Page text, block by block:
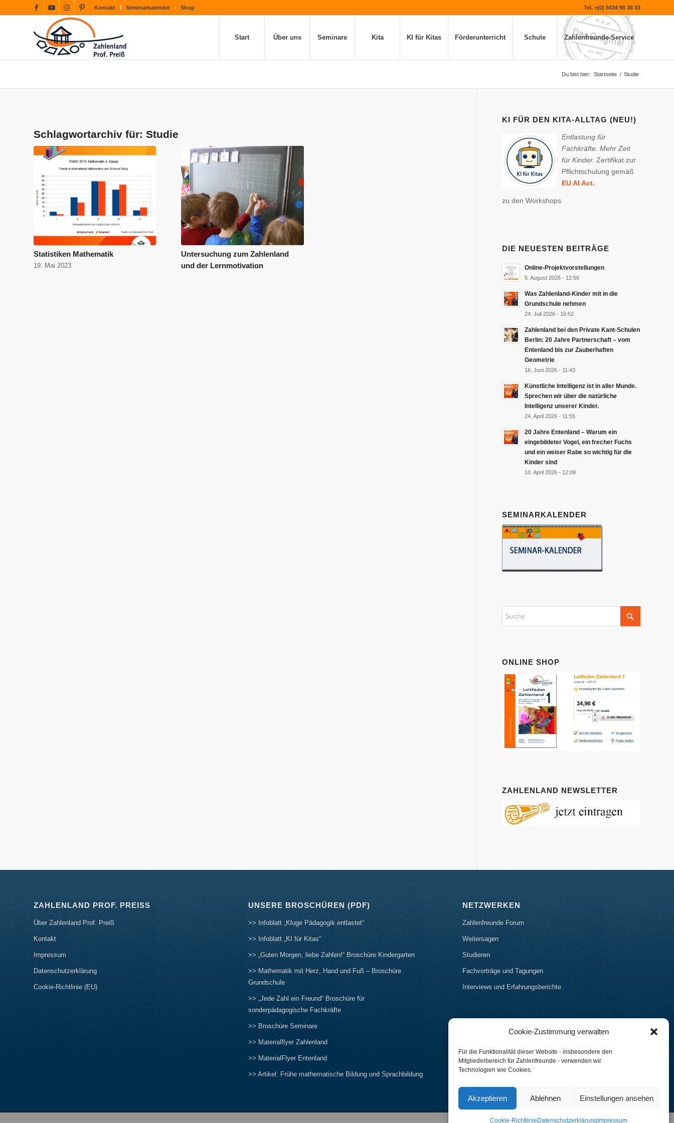
Cookie-Zustimmung verwalten
Für die Funktionalität dieser Website - insbesondere den
Mitgliederbereich für Zahlenfreunde - verwenden wir
Technologien wie Cookies.
Akzeptieren Ablehnen Einstellungen ansehen
Cookie-Richtlinie Datenschutzerklärung Impressum
Kontakt Seminarkalender Shop Tel. +(0) 6434 90 36 33
Start Über uns Seminare Kita KI für Kitas Förderunterricht Schule Zahlenfreunde-Service
Du bist hier: Startseite / Studie
Schlagwortarchiv für: Studie
Statistiken Mathematik
19. Mai 2023
Untersuchung zum Zahlenland
und der Lernmotivation
KI FÜR DEN KITA-ALLTAG (NEU!)
Entlastung für
Fachkräfte. Mehr Zeit
für Kinder.Zertifikat zur
Pflichtschulung gemäß
EU AI Act.
zu den Workshops
DIE NEUESTEN BEITRÄGE
Online-Projektvorstellungen
5. August 2026 - 12:56
Was Zahlenland-Kinder mit in die
Grundschule nehmen
24. Juli 2026 - 16:52
Zahlenland bei den Private Kant-Schulen
Berlin: 20 Jahre Partnerschaft – vom
Entenland bis zur Zauberhaften
Geometrie
16. Juni 2026 - 11:43
Künstliche Intelligenz ist in aller Munde.
Sprechen wir über die natürliche
Intelligenz unserer Kinder.
24. April 2026 - 11:55
20 Jahre Entenland – Warum ein
eingebildeter Vogel, ein frecher Fuchs
und ein weiser Rabe so wichtig für die
Kinder sind
10. April 2026 - 12:09
SEMINARKALENDER
ONLINE SHOP
ZAHLENLAND NEWSLETTER
ZAHLENLAND PROF. PREISS
Über Zahlenland Prof. Preiß
Kontakt
Impressum
Datenschutzerklärung
Cookie-Richtlinie (EU)
UNSERE BROSCHÜREN (PDF)
>> Infoblatt „Kluge Pädagogik entlastet“
>> Infoblatt „KI für Kitas“
>> „Guten Morgen, liebe Zahlen!“ Broschüre Kindergarten
>> Mathematik mit Herz, Hand und Fuß – Broschüre
Grundschule
>> „Jede Zahl ein Freund“ Broschüre für
sonderpädagogische Fachkräfte
>> Broschüre Seminare
>> Materialflyer Zahlenland
>> MaterialFlyer Entenland
>> Artikel: Frühe mathematische Bildung und Sprachbildung
NETZWERKEN
Zahlenfreunde Forum
Weitersagen
Studieren
Fachvorträge und Tagungen
Interviews und Erfahrungsberichte